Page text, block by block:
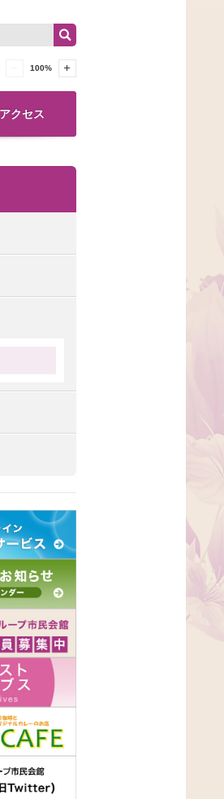
100%
クセス